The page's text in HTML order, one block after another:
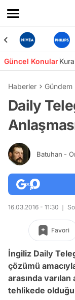
Güncel Konular
Haberler Gündem
Daily
Batuhan -
16.03.2016 - 11:30
Favori
İngiliz Daily
çözümü
arasında
tehlikede